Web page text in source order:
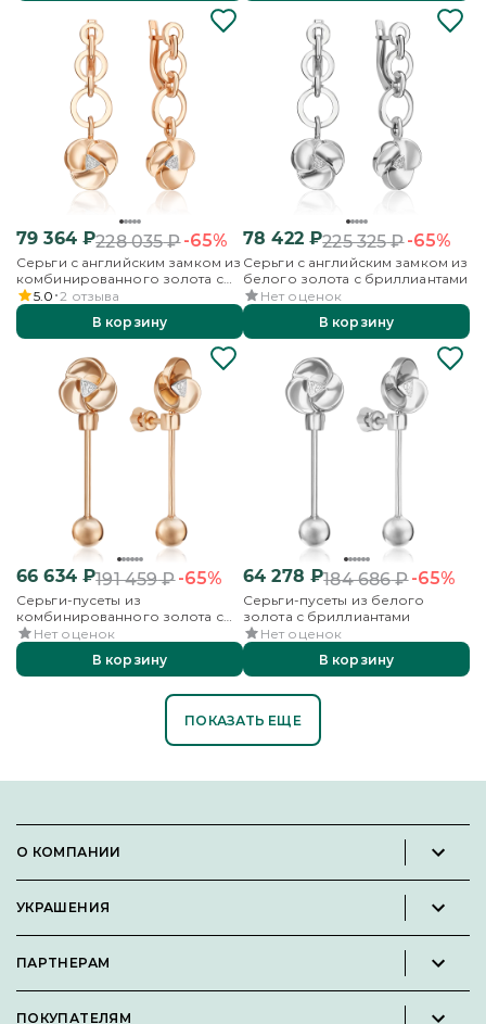
79 364₽228 035₽-65%
Серьги с английским замком из
комбинированного золота с
бриллиантами
5.0 2 отзыва
В корзину
78 422₽225 325₽-65%
Серьги с английским замком из
белого золота с бриллиантами
Нет оценок
В корзину
66 634₽191 459₽-65%
Серьги-пусеты из
комбинированного золота с
бриллиантами
Нет оценок
В корзину
64 278 ₽184 686₽-65%
Серьги-пусеты из белого
золота с бриллиантами
Нет оценок
В корзину
ПОКАЗАТЬ ЕЩЕ
О КОМПАНИИ
Вакансии
УКРАШЕНИЯ
Кольца
ПАРТНЕРАМ
ПОКУПАТЕЛЯМ